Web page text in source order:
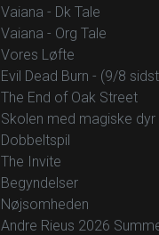
Vaiana - Dk Tale
Vaiana - Org Tale
Vores Løfte
Evil Dead Burn - (9/8
The End of Oak Street
Skolen med magiske dyr
Dobbeltspil
The Invite
Begyndelser
Nøjsomheden
Andre Rieus 2026